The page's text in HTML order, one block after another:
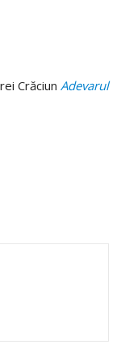
Crăciun Adevarul